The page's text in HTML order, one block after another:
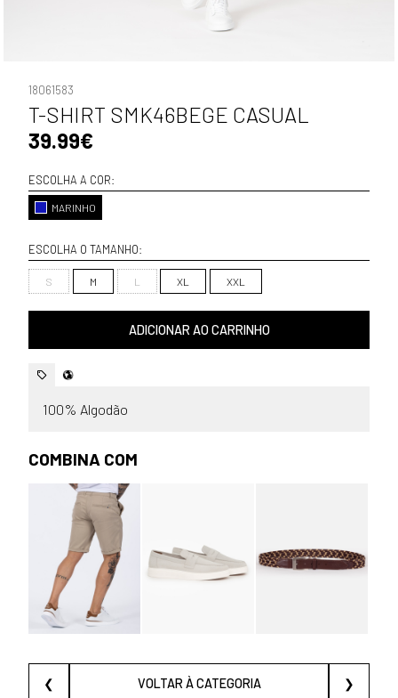
18061583
T-SHIRT SMK46BEGE CASUAL
39.99€
ESCOLHA A COR:
MARINHO
ESCOLHA O TAMANHO:
S M L XL XXL
ADICIONAR AO CARRINHO
100% Algodão
COMBINA COM
❮ VOLTAR À CATEGORIA ❯